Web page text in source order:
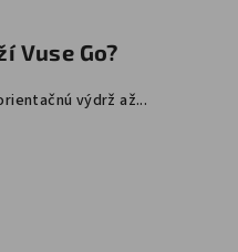
Vuse Go?
výdrž až...